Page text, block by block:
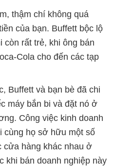
thậm chí không quá
của bạn. Buffett bộc lộ
còn rất trẻ, khi ông bán
Cola cho đến các tạp
Buffett và bạn bè đã chi
máy bắn bi và đặt nó ở
Công việc kinh doanh
cùng họ sở hữu một số
cửa hàng khác nhau ở
khi bán doanh nghiệp này